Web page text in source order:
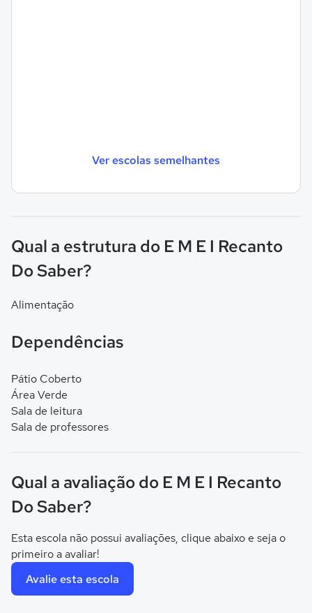
Ver escolas semelhantes
Qual a estrutura do E M E I Recanto
Do Saber?
Alimentação
Dependências
Pátio Coberto
Área Verde
Sala de leitura
Sala de professores
Qual a avaliação do E M E I Recanto
Do Saber?
Esta escola não possui avaliações, clique abaixo e seja o
primeiro a avaliar!
Avalie esta escola